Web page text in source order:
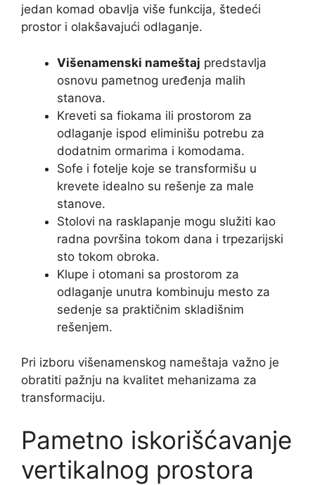
jedan komad obavlja više funkcija, štedeći
prostor i olakšavajući odlaganje.
Višenamenski nameštaj predstavlja
osnovu pametnog uređenja malih
stanova.
Kreveti sa fiokama ili prostorom za
odlaganje ispod eliminišu potrebu za
dodatnim ormarima i komodama.
Sofe i fotelje koje se transformišu u
krevete idealno su rešenje za male
stanove.
Stolovi na rasklapanje mogu služiti kao
radna površina tokom dana i trpezarijski
sto tokom obroka.
Klupe i otomani sa prostorom za
odlaganje unutra kombinuju mesto za
sedenje sa praktičnim skladišnim
rešenjem.
Pri izboru višenamenskog nameštaja važno je
obratiti pažnju na kvalitet mehanizama za
transformaciju.
Pametno iskorišćavanje
vertikalnog prostora